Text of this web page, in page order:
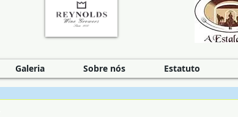
Galeria Sobre nós Estatuto